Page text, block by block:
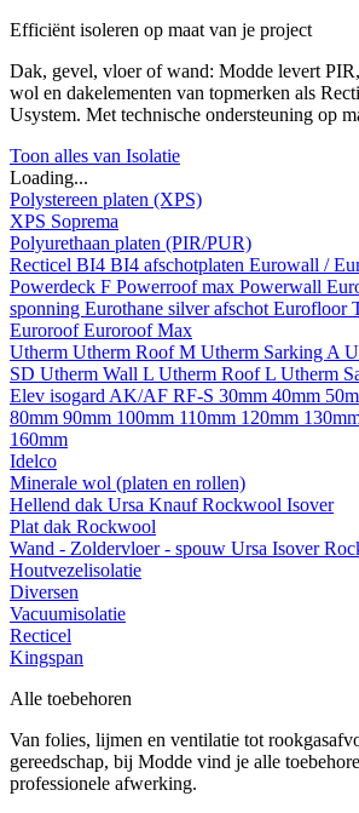
Efficiënt isoleren op maat van je project
Dak, gevel, vloer of wand: Modde levert
wol en dakelementen van topmerken als
Usystem. Met technische ondersteuning op
Toon alles van Isolatie
Loading...
Polystereen platen (XPS)
XPS Soprema
Polyurethaan platen (PIR/PUR)
Recticel BI4 BI4 afschotplaten Eurowall /
Powerdeck F Powerroof max Powerwall
sponning Eurothane silver afschot Eurofloor
EuroroofEuroroof Max
Utherm Utherm Roof M Utherm Sarking A
SD Utherm Wall L Utherm Roof L Utherm
Elev isogard AK/AF RF-S 30mm 40mm
80mm 90mm 100mm 110mm 120mm
160mm
Idelco
Minerale wol (platen en rollen)
Hellend dak Ursa KnaufRockwool Isover
Plat dak Rockwool
Wand - Zoldervloer - spouw Ursa Isover
Houtvezelisolatie
Diversen
Vacuumisolatie
Recticel
Kingspan
Alle toebehoren
Van folies, lijmen en ventilatie tot
gereedschap, bij Modde vind je alle
professionele afwerking.